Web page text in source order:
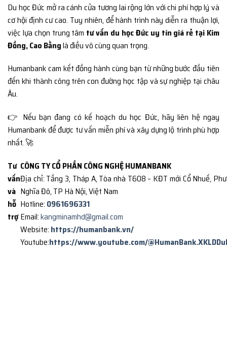
Du học Đức mở ra cánh cửa tương lai rộng lớn với chi phí hợp lý và
cơ hội định cư cao. Tuy nhiên, để hành trình này diễn ra thuận lợi,
việc lựa chọn trung tâm tư vấn du học Đức uy tín giá rẻ tại Kim
Đồng, Cao Bằnglà điều vô cùng quan trọng.
Humanbank cam kết đồng hành cùng bạn từ những bước đầu tiên
đến khi thành công trên con đường học tập và sự nghiệp tại châu
Âu.
👉 Nếu bạn đang có kế hoạch du học Đức, hãy liên hệ ngay
Humanbank để được tư vấn miễn phí và xây dựng lộ trình phù hợp
nhất. 🚀
Tư
vấn
và
hỗ
trợ
CÔNG TY CỔ PHẦN CÔNG NGHỆ HUMANBANK
Địa chỉ: Tầng 3, Tháp A, Tòa nhà T608 – KĐT mới Cổ Nhuế,
Nghĩa Đô, TP Hà Nội, Việt Nam
Hotline: 0961696331
Email:kangminamhd@gmail.com
Website: https://humanbank.vn/
Youtube:https://www.youtube.com/